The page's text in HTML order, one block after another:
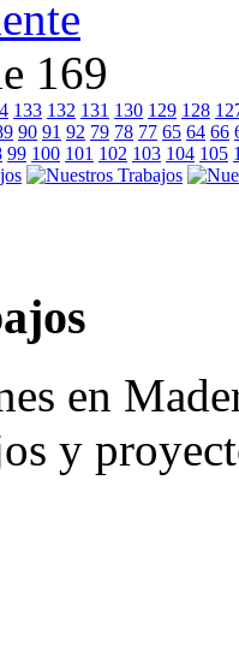
169
133 132 131 130 129 128
90 91 92 79 78 77 65 64 66
99 100 101 102 103 104 105
en
y